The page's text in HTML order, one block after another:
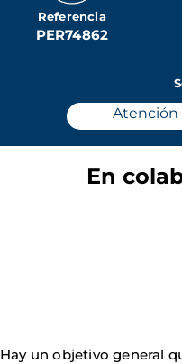
Referencia
PER74862
Atención
En
Hay un objetivo general